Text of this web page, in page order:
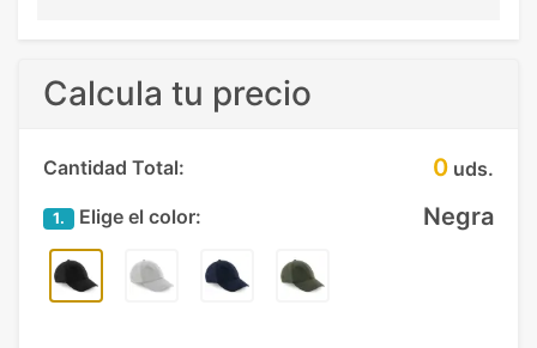
Calcula tu precio
Cantidad Total: 0 uds.
1. Elige el color: Negra